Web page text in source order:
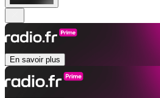
En savoir plus